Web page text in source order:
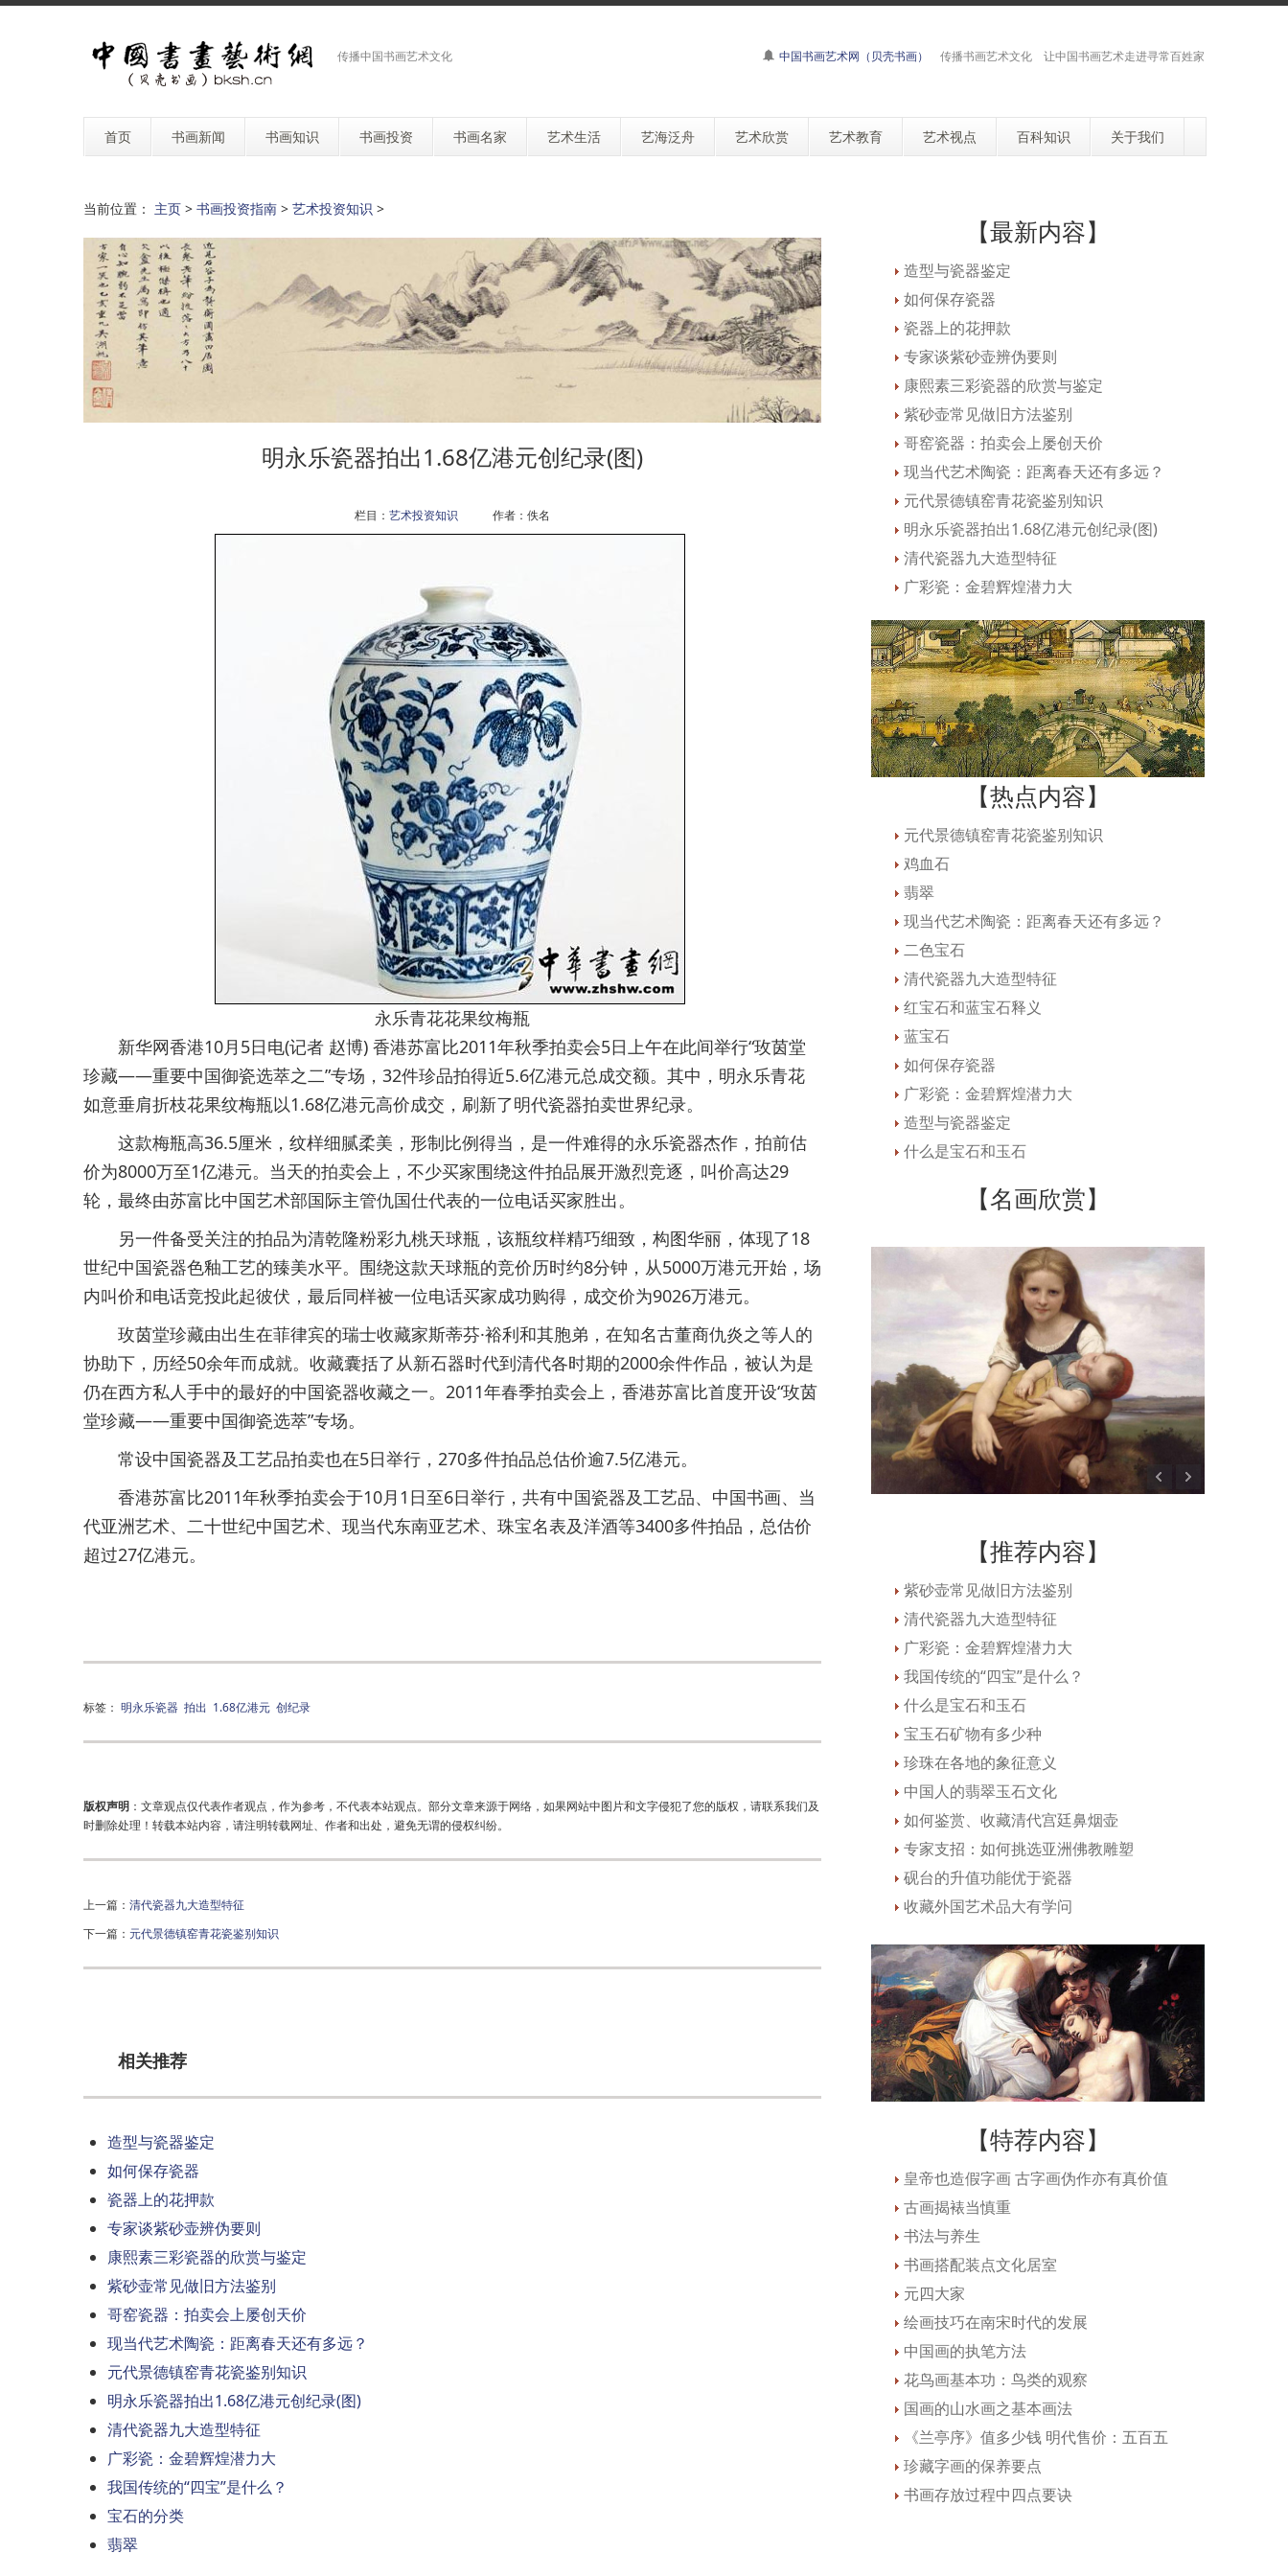
传播中国书画艺术文化 中国书画艺术网（贝壳书画） 传播书画艺术文化 让中国书画艺术走进寻常百姓家
首页 书画新闻 书画知识 书画投资 书画名家 艺术生活 艺海泛舟 艺术欣赏 艺术教育 艺术视点 百科知识 关于我们
当前位置： 主页 > 书画投资指南 > 艺术投资知识 >
明永乐瓷器拍出1.68亿港元创纪录(图)
栏目： 艺术投资知识 作者：佚名
永乐青花花果纹梅瓶
新华网香港10月5日电(记者 赵博) 香港苏富比2011年秋季拍卖会5日上午在此间举行“玫茵堂
珍藏——重要中国御瓷选萃之二”专场，32件珍品拍得近5.6亿港元总成交额。其中，明永乐青花
如意垂肩折枝花果纹梅瓶以1.68亿港元高价成交，刷新了明代瓷器拍卖世界纪录。
这款梅瓶高36.5厘米，纹样细腻柔美，形制比例得当，是一件难得的永乐瓷器杰作，拍前估
价为8000万至1亿港元。当天的拍卖会上，不少买家围绕这件拍品展开激烈竞逐，叫价高达29
轮，最终由苏富比中国艺术部国际主管仇国仕代表的一位电话买家胜出。
另一件备受关注的拍品为清乾隆粉彩九桃天球瓶，该瓶纹样精巧细致，构图华丽，体现了18
世纪中国瓷器色釉工艺的臻美水平。围绕这款天球瓶的竞价历时约8分钟，从5000万港元开始，场
内叫价和电话竞投此起彼伏，最后同样被一位电话买家成功购得，成交价为9026万港元。
玫茵堂珍藏由出生在菲律宾的瑞士收藏家斯蒂芬·裕利和其胞弟，在知名古董商仇炎之等人的
协助下，历经50余年而成就。收藏囊括了从新石器时代到清代各时期的2000余件作品，被认为是
仍在西方私人手中的最好的中国瓷器收藏之一。2011年春季拍卖会上，香港苏富比首度开设“玫茵
堂珍藏——重要中国御瓷选萃”专场。
常设中国瓷器及工艺品拍卖也在5日举行，270多件拍品总估价逾7.5亿港元。
香港苏富比2011年秋季拍卖会于10月1日至6日举行，共有中国瓷器及工艺品、中国书画、当
代亚洲艺术、二十世纪中国艺术、现当代东南亚艺术、珠宝名表及洋酒等3400多件拍品，总估价
超过27亿港元。
标签： 明永乐瓷器 拍出 1.68亿港元 创纪录
版权声明 ：文章观点仅代表作者观点，作为参考，不代表本站观点。部分文章来源于网络，如果网站中图片和文字侵犯了您的版权，请联系我们及
时删除处理！转载本站内容，请注明转载网址、作者和出处，避免无谓的侵权纠纷。
上一篇： 清代瓷器九大造型特征
下一篇： 元代景德镇窑青花瓷鉴别知识
相关推荐
造型与瓷器鉴定
如何保存瓷器
瓷器上的花押款
专家谈紫砂壶辨伪要则
康熙素三彩瓷器的欣赏与鉴定
紫砂壶常见做旧方法鉴别
哥窑瓷器：拍卖会上屡创天价
现当代艺术陶瓷：距离春天还有多远？
元代景德镇窑青花瓷鉴别知识
明永乐瓷器拍出1.68亿港元创纪录(图)
清代瓷器九大造型特征
广彩瓷：金碧辉煌潜力大
我国传统的“四宝”是什么？
宝石的分类
翡翠
【最新内容】
造型与瓷器鉴定
如何保存瓷器
瓷器上的花押款
专家谈紫砂壶辨伪要则
康熙素三彩瓷器的欣赏与鉴定
紫砂壶常见做旧方法鉴别
哥窑瓷器：拍卖会上屡创天价
现当代艺术陶瓷：距离春天还有多远？
元代景德镇窑青花瓷鉴别知识
明永乐瓷器拍出1.68亿港元创纪录(图)
清代瓷器九大造型特征
广彩瓷：金碧辉煌潜力大
【热点内容】
元代景德镇窑青花瓷鉴别知识
鸡血石
翡翠
现当代艺术陶瓷：距离春天还有多远？
二色宝石
清代瓷器九大造型特征
红宝石和蓝宝石释义
蓝宝石
如何保存瓷器
广彩瓷：金碧辉煌潜力大
造型与瓷器鉴定
什么是宝石和玉石
【名画欣赏】
【推荐内容】
紫砂壶常见做旧方法鉴别
清代瓷器九大造型特征
广彩瓷：金碧辉煌潜力大
我国传统的“四宝”是什么？
什么是宝石和玉石
宝玉石矿物有多少种
珍珠在各地的象征意义
中国人的翡翠玉石文化
如何鉴赏、收藏清代宫廷鼻烟壶
专家支招：如何挑选亚洲佛教雕塑
砚台的升值功能优于瓷器
收藏外国艺术品大有学问
【特荐内容】
皇帝也造假字画 古字画伪作亦有真价值
古画揭裱当慎重
书法与养生
书画搭配装点文化居室
元四大家
绘画技巧在南宋时代的发展
中国画的执笔方法
花鸟画基本功：鸟类的观察
国画的山水画之基本画法
《兰亭序》值多少钱 明代售价：五百五
珍藏字画的保养要点
书画存放过程中四点要诀